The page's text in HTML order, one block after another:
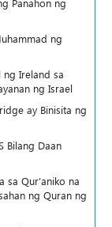
Panahon ng
ng
ng Ireland sa
ng Israel
ay Binisita ng
Bilang Daan
sa Qur’aniko na
ng Quran ng